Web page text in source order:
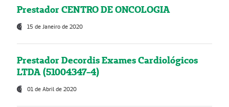
Prestador CENTRO DE ONCOLOGIA
15 de Janeiro de 2020
Prestador Decordis Exames Cardiológicos
LTDA (51004347-4)
01 de Abril de 2020